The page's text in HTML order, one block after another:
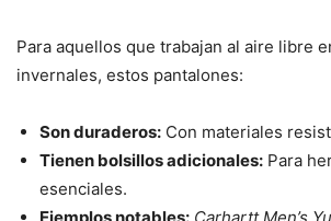
Para aquellos que trabajan al aire libre
invernales, estos pantalones:
Son duraderos: Con materiales
Tienen bolsillos adicionales: Para
esenciales.